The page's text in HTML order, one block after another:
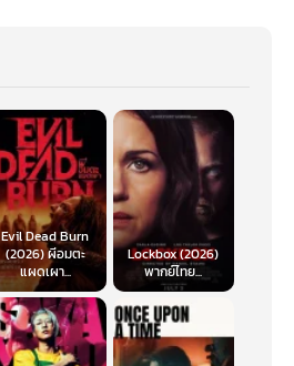
Evil Dead Burn
(2026) ผีอมตะ
แผดเผา...
Lockbox (2026)
พากย์ไทย...